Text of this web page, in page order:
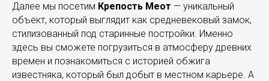
Далее мы посетим Крепость Меот — уникальный
объект, который выглядит как средневековый замок,
стилизованный под старинные постройки. Именно
здесь вы сможете погрузиться в атмосферу древних
времен и познакомиться с историей обжига
известняка, который был добыт в местном карьере. А